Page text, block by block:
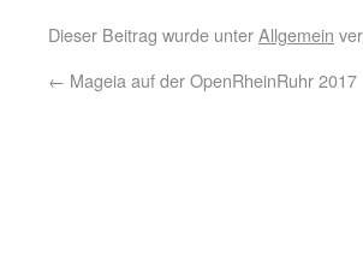
Dieser Beitrag wurde unterAllgemein
← Mageia auf der OpenRheinRuhr 2017